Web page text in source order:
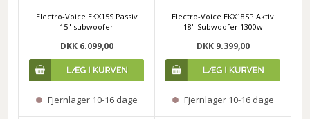
Electro-Voice EKX15S Passiv
15" subwoofer
DKK 6.099,00
Fjernlager 10-16 dage
Electro-Voice EKX18SP Aktiv
18" Subwoofer 1300w
DKK 9.399,00
Fjernlager 10-16 dage